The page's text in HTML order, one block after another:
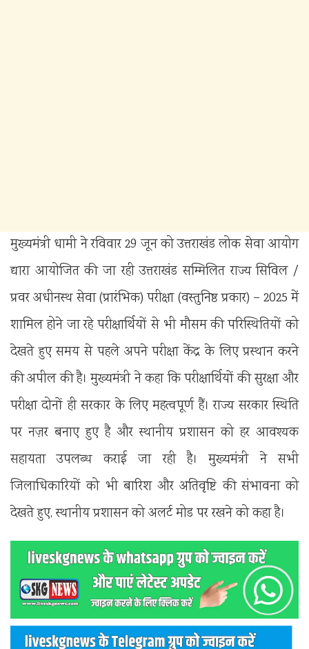
मुख्यमंत्री धामी ने रविवार 29 जून को उत्तराखंड लोक सेवा आयोग
द्यारा आयोजित की जा रही उत्तराखंड सम्मिलित राज्य सिविल /
प्रवर अधीनस्थ सेवा (प्रारंभिक) परीक्षा (वस्तुनिष्ठ प्रकार) – 2025 में
शामिल होने जा रहे परीक्षार्थियों से भी मौसम की परिस्थितियों को
देखते हुए समय से पहले अपने परीक्षा केंद्र के लिए प्रस्थान करने
की अपील की है। मुख्यमंत्री ने कहा कि परीक्षार्थियों की सुरक्षा और
परीक्षा दोनों ही सरकार के लिए महत्वपूर्ण हैं। राज्य सरकार स्थिति
पर नज़र बनाए हुए है और स्थानीय प्रशासन को हर आवश्यक
सहायता उपलब्ध कराई जा रही है। मुख्यमंत्री ने सभी
जिलाधिकारियों को भी बारिश और अतिवृष्टि की संभावना को
देखते हुए, स्थानीय प्रशासन को अलर्ट मोड पर रखने को कहा है।